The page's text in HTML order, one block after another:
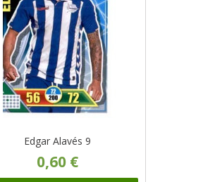
Edgar Alavés 9
0,60 €